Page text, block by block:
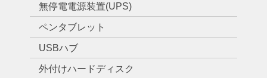
無停電電源装置(UPS)
ペンタブレット
USBハブ
外付けハードディスク